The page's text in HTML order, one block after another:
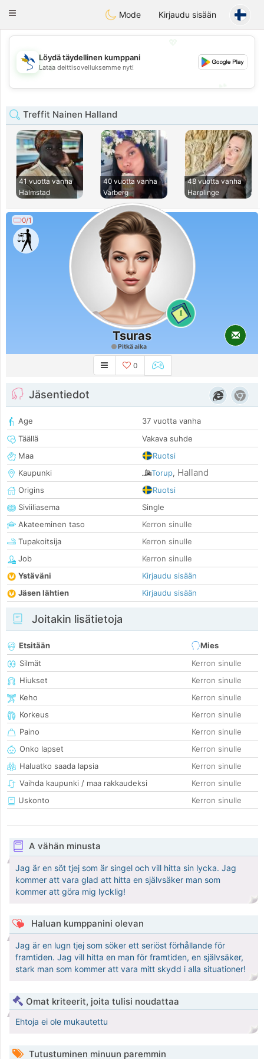
SvenskaDating
Toggle
Mode Kirjaudu sisään
💖
💕
Löydä täydellinen kumppani
Lataa deittisovelluksemme nyt!
Treffit Nainen Halland
41 vuotta vanha
Halmstad
40 vuotta vanha
Varberg
48 vuotta vanha
Harplinge
0/1
1
Tsuras
Pitkä aika
0
Jäsentiedot
Age
37 vuotta vanha
Täällä
Vakava suhde
Maa
Ruotsi
Kaupunki
Torup, Halland
Origins
Ruotsi
Siviiliasema
Single
Akateeminen taso
Kerron sinulle
Tupakoitsija
Kerron sinulle
Job
Kerron sinulle
Ystäväni
Kirjaudu sisään
Jäsen lähtien
Kirjaudu sisään
Joitakin lisätietoja
Etsitään
Mies
Silmät
Kerron sinulle
Hiukset
Kerron sinulle
Keho
Kerron sinulle
Korkeus
Kerron sinulle
Paino
Kerron sinulle
Onko lapset
Kerron sinulle
Haluatko saada lapsia
Kerron sinulle
Vaihda kaupunki / maa rakkaudeksi
Kerron sinulle
Uskonto
Kerron sinulle
A vähän minusta
Jag är en söt tjej som är singel och vill hitta sin lycka. Jag
kommer att vara glad att hitta en självsäker man som
kommer att göra mig lycklig!
Haluan kumppanini olevan
Jag är en lugn tjej som söker ett seriöst förhållande för
framtiden. Jag vill hitta en man för framtiden, en självsäker,
stark man som kommer att vara mitt skydd i alla situationer!
Omat kriteerit, joita tulisi noudattaa
Ehtoja ei ole mukautettu
Tutustuminen minuun paremmin